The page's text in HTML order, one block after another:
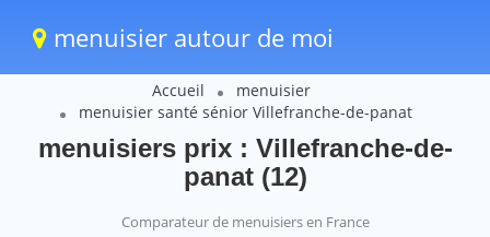
menuisier autour de moi
Accueil
menuisier
menuisier santé sénior Villefranche-de-panat
menuisiers prix : Villefranche-de-
panat (12)
Comparateur de menuisiers en France